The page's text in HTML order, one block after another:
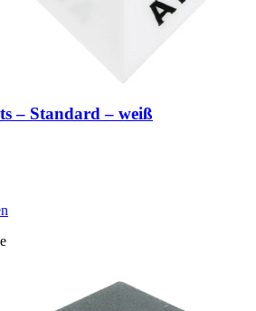
– Standard – weiß